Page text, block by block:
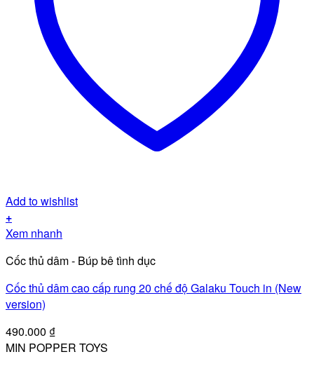
Add to wishlist
+
Xem nhanh
Cốc thủ dâm - Búp bê tình dục
Cốc thủ dâm cao cấp rung 20 chế độ Galaku Touch in (New
version)
490.000 ₫
MIN POPPER TOYS